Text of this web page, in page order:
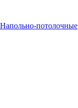
Напольно-потолочные